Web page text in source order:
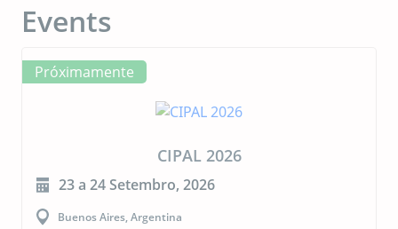
Events
Próximamente
CIPAL 2026
23 a 24 Setembro, 2026
Buenos Aires, Argentina